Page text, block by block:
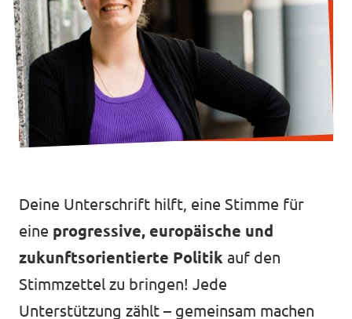
Datenschutz
Impressum
Deine Unterschrift hilft, eine Stimme für
eine progressive, europäische und
zukunftsorientierte Politik auf den
Stimmzettel zu bringen! Jede
Unterstützung zählt – gemeinsam machen